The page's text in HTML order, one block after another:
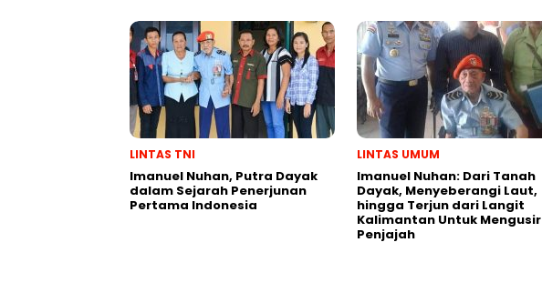
LINTAS TNI
Imanuel Nuhan, Putra Dayak
dalam Sejarah Penerjunan
Pertama Indonesia
LINTAS UMUM
Imanuel Nuhan: Dari Tanah
Dayak, Menyeberangi Laut,
hingga Terjun dari Langit
Kalimantan Untuk Mengusir
Penjajah